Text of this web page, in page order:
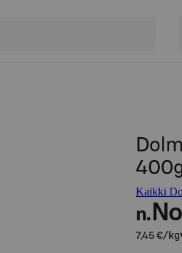
Kaikki
n.
7,45 €/kg